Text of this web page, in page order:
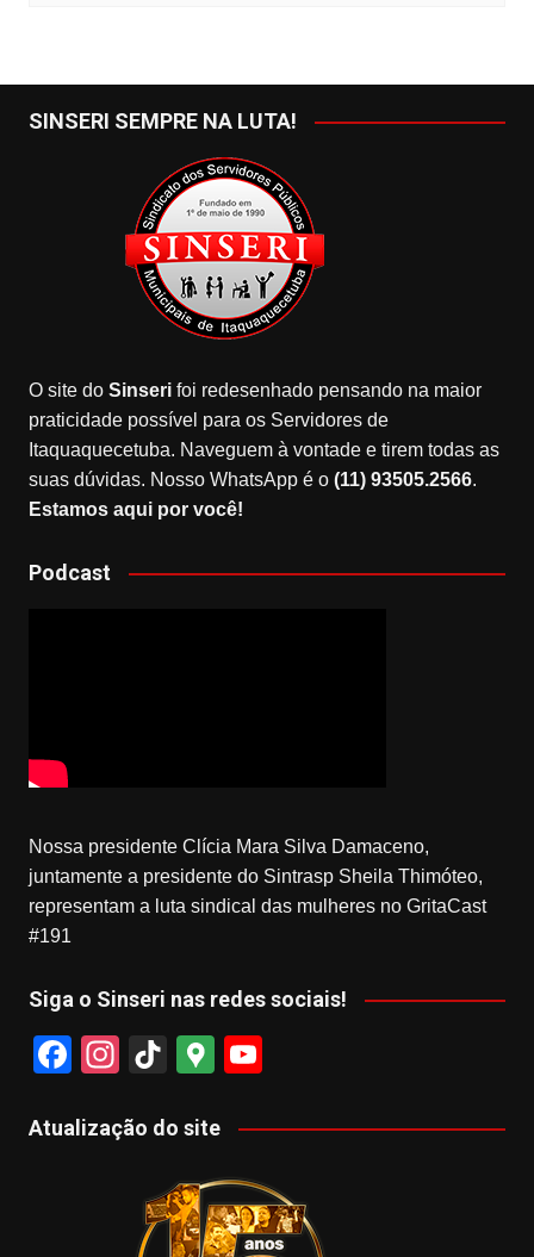
SINSERI SEMPRE NA LUTA!
O site do Sinserifoi redesenhado pensando na maior
praticidade possível para os Servidores de
Itaquaquecetuba. Naveguem à vontade e tirem todas as
suas dúvidas. Nosso WhatsApp é o (11) 93505.2566.
Estamos aqui por você!
Podcast
Nossa presidente Clícia Mara Silva Damaceno,
juntamente a presidente do Sintrasp Sheila Thimóteo,
representam a luta sindical das mulheres no GritaCast
#191
Siga o Sinseri nas redes sociais!
F
c
In
a
m
Ti
T
k
G
o
gl
e
M
u
u
b
Atualização do site